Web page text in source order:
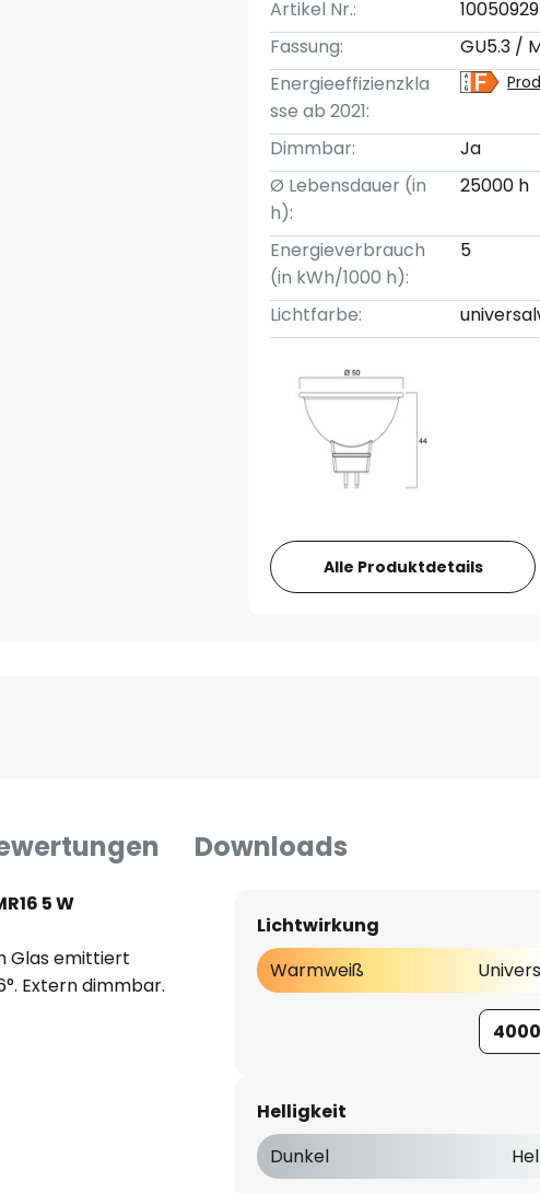
Artikel Nr.:
10050929
Fassung:
GU5.3 /
Energieeffizienzkla
sse ab 2021:
Dimmbar:
Ja
Ø Lebensdauer (in
h):
25000 h
Energieverbrauch
(in kWh/1000 h):
5
Lichtfarbe:
Alle Produktdetails
Downloads
5 W
Glas emittiert
Extern dimmbar.
Lichtwirkung
Warmweiß
Helligkeit
Dunkel